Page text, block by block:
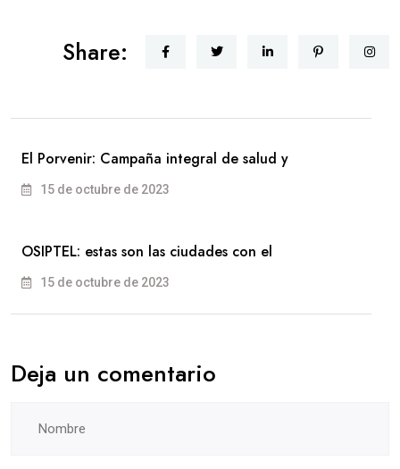
Share:
El Porvenir: Campaña integral de salud y
15 de octubre de 2023
OSIPTEL: estas son las ciudades con el
15 de octubre de 2023
Deja un comentario